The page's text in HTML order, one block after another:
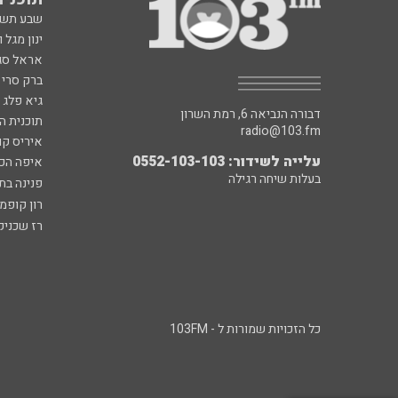
שבע
ינון
אראל
ברק
גיא פלג
תוכנית
איריס
איפה
פנינה
רון
רז
דבורה הנביאה 6, רמת השרון
radio@103.fm
עלייה לשידור: 0552-103-103
בעלות שיחה רגילה
כל הזכויות שמורות ל - 103FM